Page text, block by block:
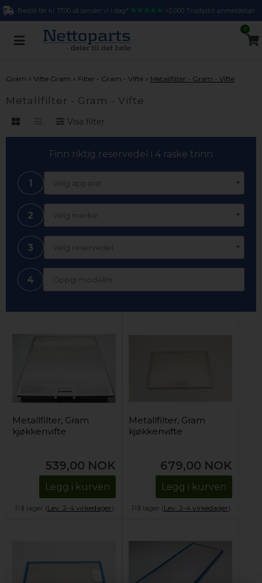
Bestill før kl. 17.00 så sender vi i dag* >2.000 Trustpilot anmeldelser
0
Gram » Vifte Gram » Filter - Gram - Vifte » Metallfilter - Gram - Vifte
Metallfilter - Gram - Vifte
Visa filter
Finn riktig reservedel i 4 raske trinn
1 Velg apparat
2 Velg merke
3 Velg reservedel
4
Metallfilter, Gram
kjøkkenvifte
539,00 NOK
Legg i kurven
På lager (Lev. 2-4 virkedager).
Metallfilter, Gram
kjøkkenvifte
679,00 NOK
Legg i kurven
På lager (Lev. 2-4 virkedager).